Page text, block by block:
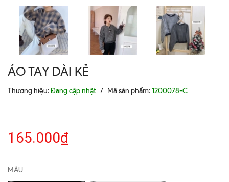
ÁO TAY DÀI KẺ
Thương hiệu:Đang cập nhật / Mã sản phẩm:1200078-C
165.000₫
MÀU